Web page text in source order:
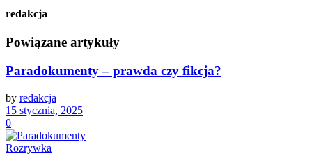
redakcja
Powiązane artykuły
Paradokumenty – prawda czy fikcja?
by redakcja
15 stycznia, 2025
0
Rozrywka